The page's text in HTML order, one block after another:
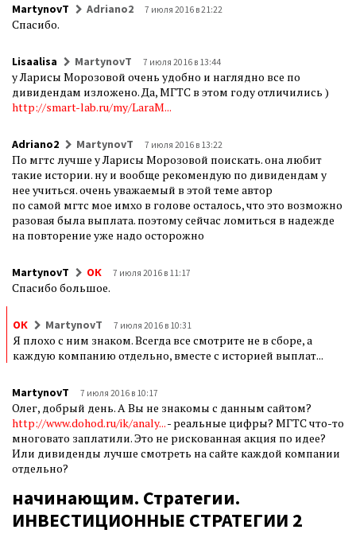
MartynovT Adriano2 7 июля 2016 в 21:22
Спасибо.
Lisaalisa MartynovT 7 июля 2016 в 13:44
у Ларисы Морозовой очень удобно и наглядно все по
дивидендам изложено. Да, МГТС в этом году отличились )
http://smart-lab.ru/my/LaraM...
Adriano2 MartynovT 7 июля 2016 в 13:22
По мгтс лучше у Ларисы Морозовой поискать. она любит
такие истории. ну и вообще рекомендую по дивидендам у
нее учиться. очень уважаемый в этой теме автор
по самой мгтс мое имхо в голове осталось, что это возможно
разовая была выплата. поэтому сейчас ломиться в надежде
на повторение уже надо осторожно
MartynovT ОК 7 июля 2016 в 11:17
Спасибо большое.
ОК MartynovT 7 июля 2016 в 10:31
Я плохо с ним знаком. Всегда все смотрите не в сборе, а
каждую компанию отдельно, вместе с историей выплат...
MartynovT 7 июля 2016 в 10:17
Олег, добрый день. А Вы не знакомы с данным сайтом?
http://www.dohod.ru/ik/analy...- реальные цифры? МГТС что-то
многовато заплатили. Это не рискованная акция по идее?
Или дивиденды лучше смотреть на сайте каждой компании
отдельно?
начинающим. Стратегии.
ИНВЕСТИЦИОННЫЕ СТРАТЕГИИ 2